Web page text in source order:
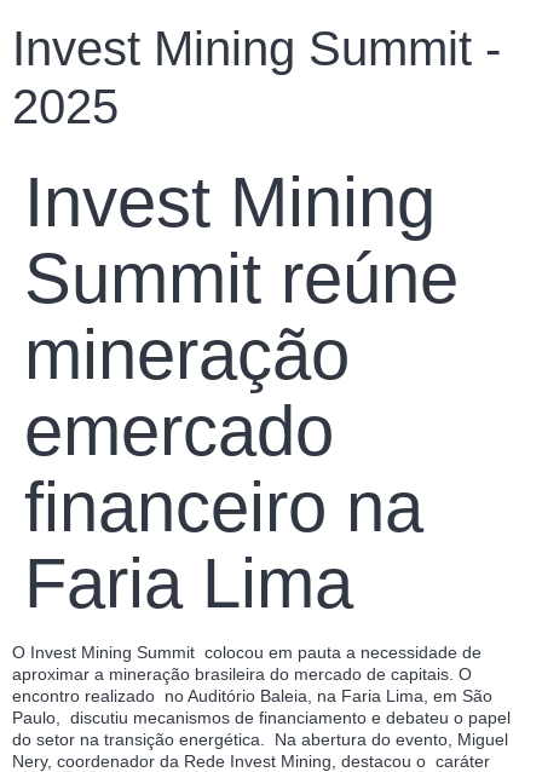
Invest Mining Summit -
2025
Invest Mining
Summit reúne
mineração
emercado
financeiro na
Faria Lima
O Invest Mining Summit colocou em pauta a necessidade de
aproximar a mineração brasileira do mercado de capitais. O
encontro realizado no Auditório Baleia, na Faria Lima, em São
Paulo, discutiu mecanismos de financiamento e debateu o papel
do setor na transição energética. Na abertura do evento, Miguel
Nery, coordenador da Rede Invest Mining, destacou o caráter